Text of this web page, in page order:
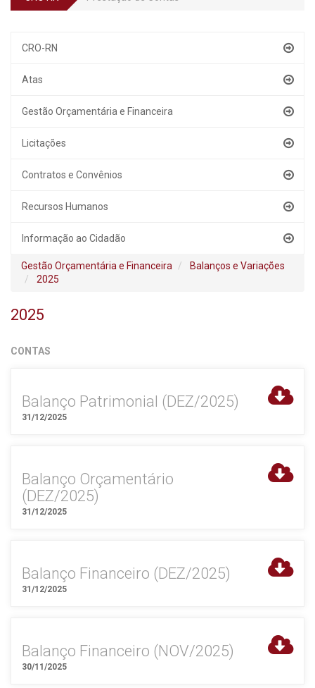
CRO-RN
Atas
Gestão Orçamentária e Financeira
Licitações
Contratos e Convênios
Recursos Humanos
Informação ao Cidadão
Gestão Orçamentária e Financeira
Balanços e Variações
2025
2025
CONTAS
Balanço Patrimonial (DEZ/2025)
31/12/2025
Balanço Orçamentário
(DEZ/2025)
31/12/2025
Balanço Financeiro (DEZ/2025)
31/12/2025
Balanço Financeiro (NOV/2025)
30/11/2025